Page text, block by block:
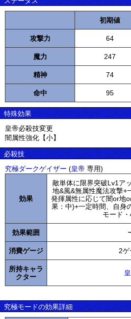
初期値
攻撃力 64
魔力 247
精神 74
命中 95
特殊効果
皇帝必殺技変更
闇属性強化【小】
必殺技
究極ダークゲイザー (皇帝 専用)
効果
敵単体に限界突破Lv1ア
地&風&無属性魔法攻撃+
発揮属性に応じて闇or地
果：中)+一定時間、自身
モード
効果範囲
消費ゲージ 2ゲ
所持キャラ
クター
究極モードの効果詳細